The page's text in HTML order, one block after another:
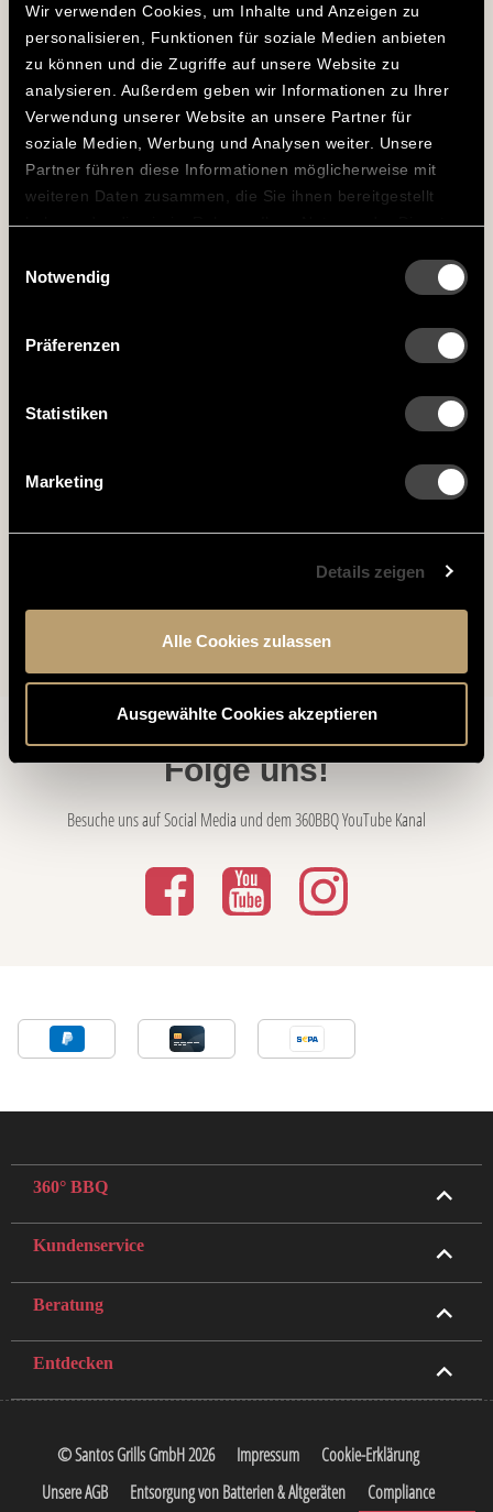
Wir verwenden Cookies, um Inhalte und Anzeigen zu
personalisieren, Funktionen für soziale Medien anbieten
zu können und die Zugriffe auf unsere Website zu
analysieren. Außerdem geben wir Informationen zu Ihrer
Verwendung unserer Website an unsere Partner für
soziale Medien, Werbung und Analysen weiter. Unsere
Partner führen diese Informationen möglicherweise mit
weiteren Daten zusammen, die Sie ihnen bereitgestellt
haben oder die sie im Rahmen Ihrer Nutzung der Dienste
Notwendig
Präferenzen
Statistiken
Marketing
Details zeigen
Alle Cookies zulassen
Ausgewählte Cookies akzeptieren
209,00 € ANZEIGEN
Der ca. 30 cm lange PRO Grillpinsel aus Edelstahl sorgt
mit seinen haltbaren Silikonborsten für saftigen
Grillgenuss.
Folge uns!
Besuche uns auf Social Media und dem 360BBQ YouTube Kanal
360° BBQ
Kundenservice
Beratung
Entdecken
© Santos Grills GmbH 2026 Impressum
Cookie-Erklärung
Unsere AGB
Entsorgung von Batterien & Altgeräten Compliance